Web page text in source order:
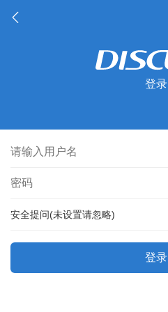
登录
安全提问(未设置请忽略)
登录